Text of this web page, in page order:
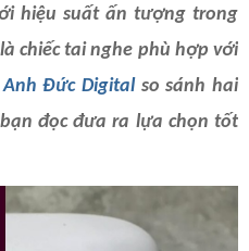
hiệu suất ấn tượng trong
chiếc tai nghe phù hợp với
Anh Đức Digitalso sánh hai
đọc đưa ra lựa chọn tốt